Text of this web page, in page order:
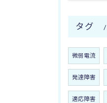
タグ
微弱電流
発達障害
適応障害